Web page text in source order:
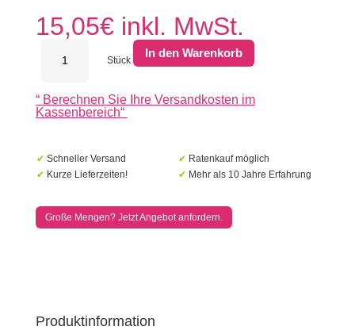
15,05€ inkl. MwSt.
Terrassenplatten
Menge
Stück
In den Warenkorb
“ Berechnen Sie Ihre Versandkosten im
Kassenbereich“
✔ Schneller Versand ✔ Ratenkauf möglich
✔ Kurze Lieferzeiten! ✔ Mehr als 10 Jahre Erfahrung
Große Mengen? Jetzt Angebot anfordern.
Produktinformation